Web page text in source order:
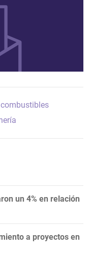
combustibles
un 4% en relación
a proyectos en